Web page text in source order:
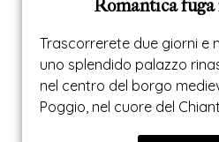
Romantica
Trascorrerete due giorni e
uno splendido palazzo
nel centro del borgo
Poggio, nel cuore del